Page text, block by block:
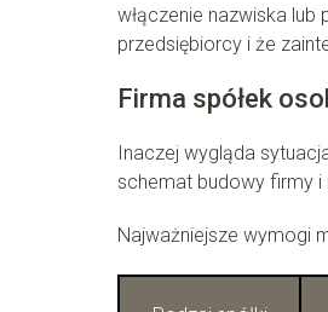
włączenie nazwiska
przedsiębiorcy i że
Firma spółek
Inaczej wygląda
schemat budowy firmy i
Najważniejsze wymogi